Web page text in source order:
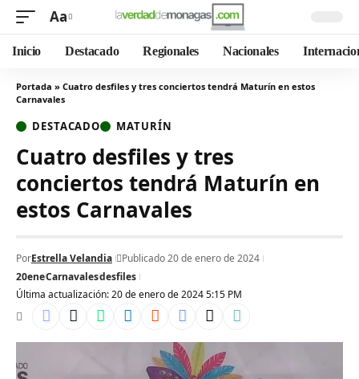
Aa
Inicio Destacado Regionales Nacionales
Portada » Cuatro desfiles y tres conciertos tendrá Maturín en estos
Carnavales
DESTACADO MATURÍN
Cuatro desfiles y tres
conciertos tendrá Maturín en
estos Carnavales
Última actualización: 20 de enero de 2024 5:15 PM
PorEstrella Velandia
Publicado 20 de enero de 2024
20eneCarnavalesdesfiles